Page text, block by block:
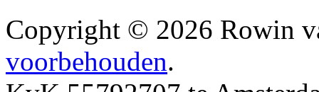
Copyright © 2026 Rowin
voorbehouden.